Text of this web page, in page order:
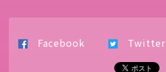
Facebook Twitter